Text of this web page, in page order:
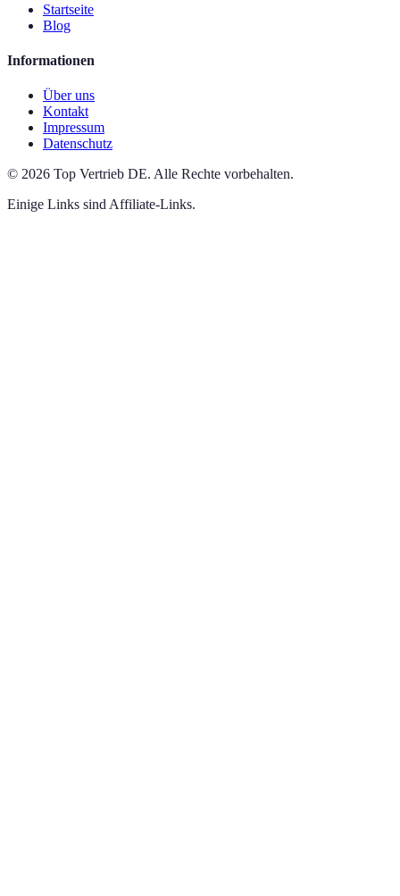
Startseite
Blog
Informationen
Über uns
Kontakt
Impressum
Datenschutz
© 2026 Top Vertrieb DE. Alle Rechte vorbehalten.
Einige Links sind Affiliate-Links.